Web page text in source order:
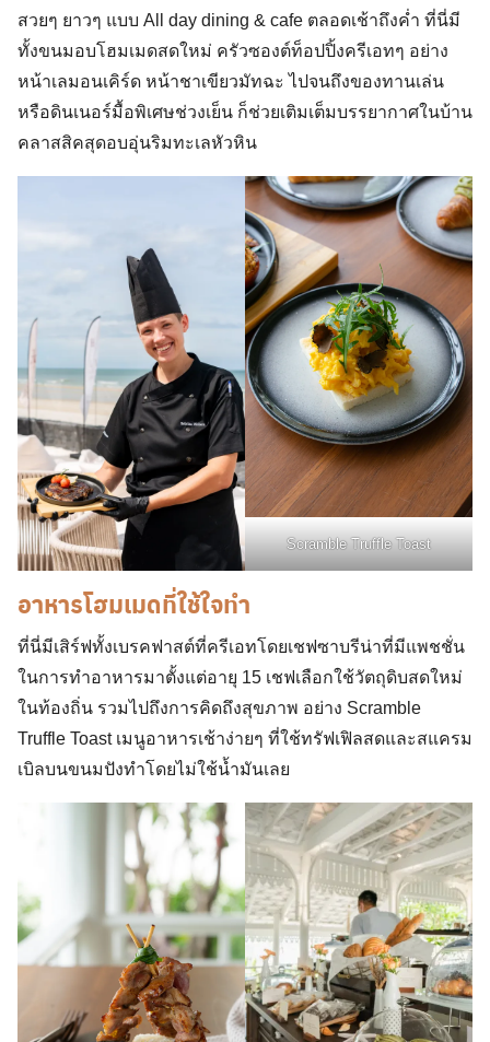
สวยๆ ยาวๆ แบบ All day dining & cafe ตลอดเช้าถึงค่ำ ที่นี่มี
ทั้งขนมอบโฮมเมดสดใหม่ ครัวซองต์ท็อปปิ้งครีเอทๆ อย่าง
หน้าเลมอนเคิร์ด หน้าชาเขียวมัทฉะ ไปจนถึงของทานเล่น
หรือดินเนอร์มื้อพิเศษช่วงเย็น ก็ช่วยเติมเต็มบรรยากาศในบ้าน
คลาสสิคสุดอบอุ่นริมทะเลหัวหิน
Scramble Truffle Toast
อาหารโฮมเมดที่ใช้ใจทำ
ที่นี่มีเสิร์ฟทั้งเบรคฟาสต์ที่ครีเอทโดยเชฟซาบรีน่าที่มีแพชชั่น
ในการทำอาหารมาตั้งแต่อายุ 15 เชฟเลือกใช้วัตถุดิบสดใหม่
ในท้องถิ่น รวมไปถึงการคิดถึงสุขภาพ อย่าง Scramble
Truffle Toast เมนูอาหารเช้าง่ายๆ ที่ใช้ทรัฟเฟิลสดและสแครม
เบิลบนขนมปังทำโดยไม่ใช้น้ำมันเลย